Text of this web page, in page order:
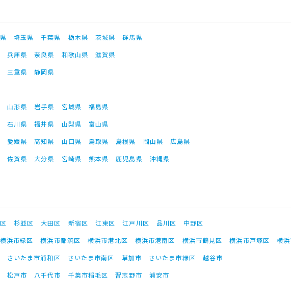
埼玉県 千葉県 栃木県 茨城県
群馬県
兵庫県 奈良県 和歌山県
滋賀県
三重県
静岡県
山形県 岩手県 宮城県
福島県
石川県 福井県 山梨県
富山県
愛媛県 高知県 山口県 鳥取県 島根県 岡山県
広島県
佐賀県 大分県 宮崎県 熊本県 鹿児島県 沖縄県
杉並区 大田区 新宿区 江東区 江戸川区 品川区
中野区
横浜市緑区 横浜市都筑区 横浜市港北区 横浜市港南区 横浜市鶴見区 横浜市戸塚区
横
さいたま市浦和区 さいたま市南区 草加市 さいたま市緑区
越谷市
松戸市 八千代市 千葉市稲毛区 習志野市 浦安市